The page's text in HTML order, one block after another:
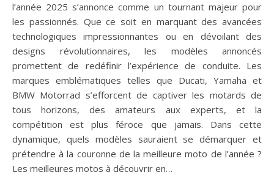
l’année 2025 s’annonce comme un tournant majeur pour
les passionnés. Que ce soit en marquant des avancées
technologiques impressionnantes ou en dévoilant des
designs révolutionnaires, les modèles annoncés
promettent de redéfinir l’expérience de conduite. Les
marques emblématiques telles que Ducati, Yamaha et
BMW Motorrad s’efforcent de captiver les motards de
tous horizons, des amateurs aux experts, et la
compétition est plus féroce que jamais. Dans cette
dynamique, quels modèles sauraient se démarquer et
prétendre à la couronne de la meilleure moto de l’année ?
Les meilleures motos à découvrir en…